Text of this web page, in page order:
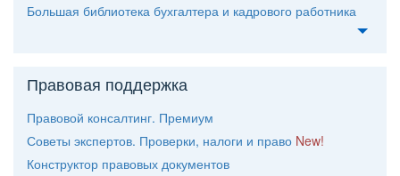
Большая библиотека бухгалтера и кадрового работника
Правовая поддержка
Правовой консалтинг. Премиум
Советы экспертов. Проверки, налоги и право New!
Конструктор правовых документо